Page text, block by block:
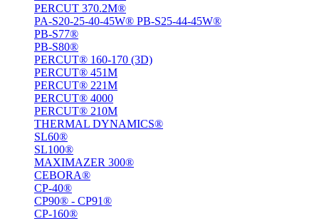
PERCUT 370.2M®
PA-S20-25-40-45W® PB-S25-44-45W®
PB-S77®
PB-S80®
PERCUT® 160-170 (3D)
PERCUT® 451M
PERCUT® 221М
PERCUT® 4000
PERCUT® 210M
THERMAL DYNAMICS®
SL60®
SL100®
MAXIMAZER 300®
CEBORA®
CP-40®
CP90® - СP91®
CP-160®